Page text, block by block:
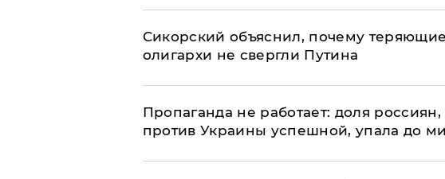
Сикорский объяснил, почему
олигархи не свергли Путина
​Пропаганда не работает: доля
против Украины успешной, упала до